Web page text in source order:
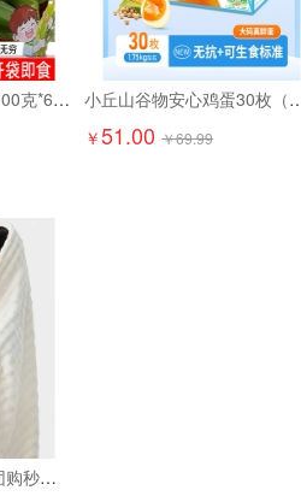
即食下饭裙带菜爽口100克*6袋9.9元精选大连海藻 日料店同款！
小丘山谷物安心鸡
￥51.00 ￥69.99
【竹节绒加厚浴巾 · 团购秒杀】17.9元抢2条！ 成人加大加厚，吸水快、超柔软！